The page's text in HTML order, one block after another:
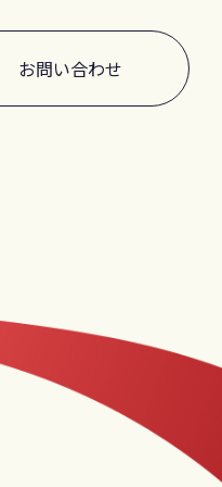
お問い合わせ